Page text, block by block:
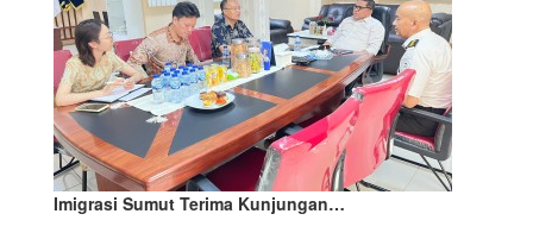
Imigrasi Sumut Terima Kunjungan…